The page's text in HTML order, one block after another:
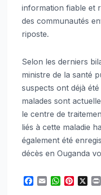
information fiable et
des communautés
riposte.
Selon les derniers
ministre de la santé
suspects ont déjà
malades sont
le centre de
liés à cette maladie
également été
décès en Ouganda
W